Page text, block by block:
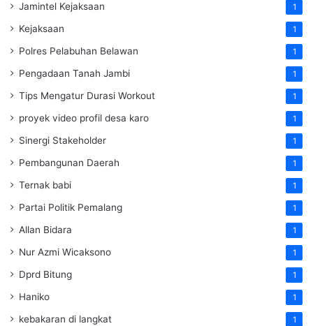
Jamintel Kejaksaan 1
Kejaksaan 1
Polres Pelabuhan Belawan 1
Pengadaan Tanah Jambi 1
Tips Mengatur Durasi Workout 1
proyek video profil desa karo 1
Sinergi Stakeholder 1
Pembangunan Daerah 1
Ternak babi 1
Partai Politik Pemalang 1
Allan Bidara 1
Nur Azmi Wicaksono 1
Dprd Bitung 1
Haniko 1
kebakaran di langkat 1